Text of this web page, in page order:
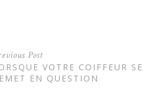
Post
VOTRE COIFFEUR SE
EN QUESTION